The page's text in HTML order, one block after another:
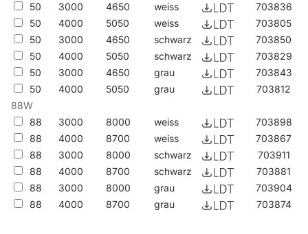
50
3000 4650 weiss
703836
50
4000 5050 weiss
703805
50
3000 4650 schwarz
703850
50
4000 5050 schwarz
703829
50
3000 4650 grau
703843
50
4000 5050 grau
703812
88W
88
3000 8000 weiss
703898
88
4000 8700 weiss
703867
88
3000 8000 schwarz
703911
88
4000 8700 schwarz
703881
88
3000 8000 grau
703904
88
4000 8700 grau 703874